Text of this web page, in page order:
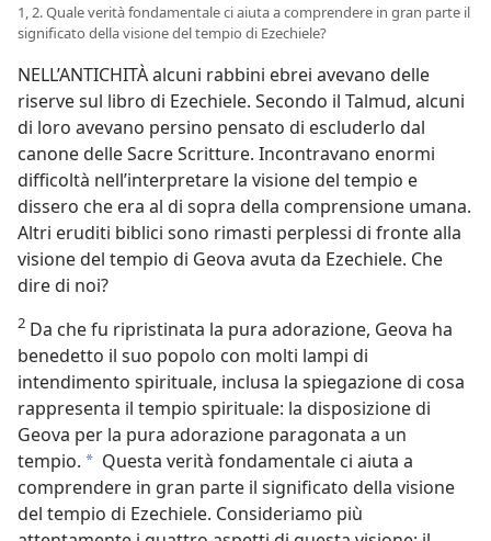
1, 2. Quale verità fondamentale ci aiuta a comprendere in gran parte il
significato della visione del tempio di Ezechiele?
NELL’ANTICHITÀ alcuni rabbini ebrei avevano delle
riserve sul libro di Ezechiele. Secondo il Talmud, alcuni
di loro avevano persino pensato di escluderlo dal
canone delle Sacre Scritture. Incontravano enormi
difficoltà nell’interpretare la visione del tempio e
dissero che era al di sopra della comprensione umana.
Altri eruditi biblici sono rimasti perplessi di fronte alla
visione del tempio di Geova avuta da Ezechiele. Che
dire di noi?
2 Da che fu ripristinata la pura adorazione, Geova ha
benedetto il suo popolo con molti lampi di
intendimento spirituale, inclusa la spiegazione di cosa
rappresenta il tempio spirituale: la disposizione di
Geova per la pura adorazione paragonata a un
tempio. a Questa verità fondamentale ci aiuta a
comprendere in gran parte il significato della visione
del tempio di Ezechiele. Consideriamo più